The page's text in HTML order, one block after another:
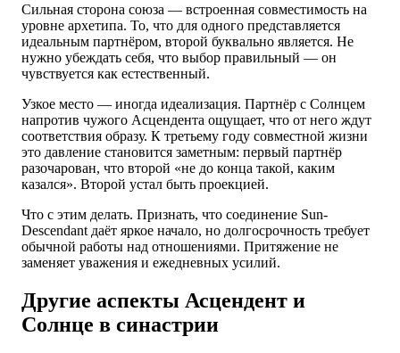
Сильная сторона союза — встроенная совместимость на
уровне архетипа. То, что для одного представляется
идеальным партнёром, второй буквально является. Не
нужно убеждать себя, что выбор правильный — он
чувствуется как естественный.
Узкое место — иногда идеализация. Партнёр с Солнцем
напротив чужого Асцендента ощущает, что от него ждут
соответствия образу. К третьему году совместной жизни
это давление становится заметным: первый партнёр
разочарован, что второй «не до конца такой, каким
казался». Второй устал быть проекцией.
Что с этим делать. Признать, что соединение Sun-
Descendant даёт яркое начало, но долгосрочность требует
обычной работы над отношениями. Притяжение не
заменяет уважения и ежедневных усилий.
Другие аспекты Асцендент и
Солнце в синастрии